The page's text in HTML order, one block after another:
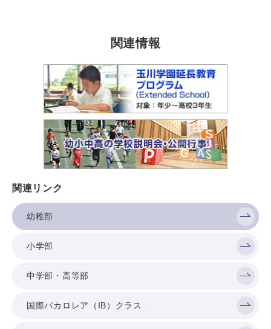
関連情報
関連リンク
幼稚部
小学部
中学部・高等部
国際バカロレア（IB）クラス